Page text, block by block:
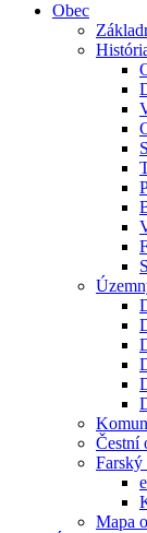
Obec
Čestní
Farský
Mapa